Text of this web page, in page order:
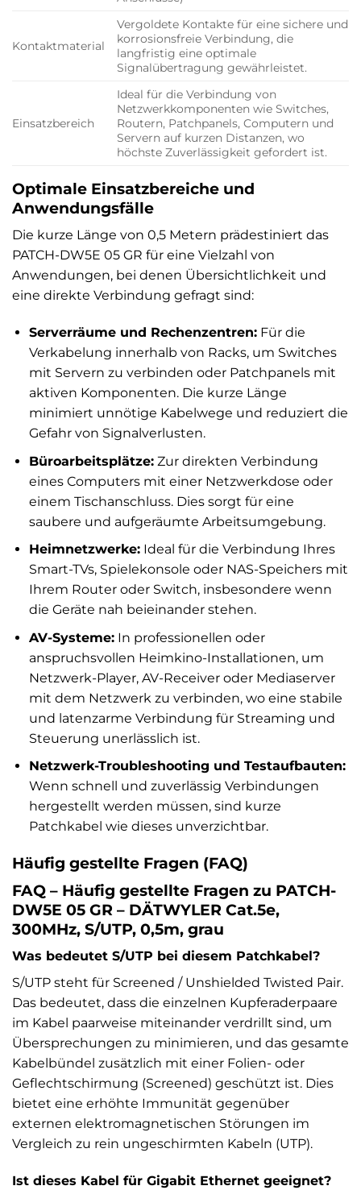
Kontaktmaterial
Vergoldete Kontakte für eine sichere und
korrosionsfreie Verbindung, die
langfristig eine optimale
Signalübertragung gewährleistet.
Einsatzbereich
Ideal für die Verbindung von
Netzwerkkomponenten wie Switches,
Routern, Patchpanels, Computern und
Servern auf kurzen Distanzen, wo
höchste Zuverlässigkeit gefordert ist.
Optimale Einsatzbereiche und
Anwendungsfälle
Die kurze Länge von 0,5 Metern prädestiniert das
PATCH-DW5E 05 GR für eine Vielzahl von
Anwendungen, bei denen Übersichtlichkeit und
eine direkte Verbindung gefragt sind:
Serverräume und Rechenzentren:Für die
Verkabelung innerhalb von Racks, um Switches
mit Servern zu verbinden oder Patchpanels mit
aktiven Komponenten. Die kurze Länge
minimiert unnötige Kabelwege und reduziert die
Gefahr von Signalverlusten.
Büroarbeitsplätze:Zur direkten Verbindung
eines Computers mit einer Netzwerkdose oder
einem Tischanschluss. Dies sorgt für eine
saubere und aufgeräumte Arbeitsumgebung.
Heimnetzwerke:Ideal für die Verbindung Ihres
Smart-TVs, Spielekonsole oder NAS-Speichers mit
Ihrem Router oder Switch, insbesondere wenn
die Geräte nah beieinander stehen.
AV-Systeme:In professionellen oder
anspruchsvollen Heimkino-Installationen, um
Netzwerk-Player, AV-Receiver oder Mediaserver
mit dem Netzwerk zu verbinden, wo eine stabile
und latenzarme Verbindung für Streaming und
Steuerung unerlässlich ist.
Netzwerk-Troubleshooting und Testaufbauten:
Wenn schnell und zuverlässig Verbindungen
hergestellt werden müssen, sind kurze
Patchkabel wie dieses unverzichtbar.
Häufig gestellte Fragen (FAQ)
FAQ – Häufig gestellte Fragen zu PATCH-
DW5E 05 GR – DÄTWYLER Cat.5e,
300MHz, S/UTP, 0,5m, grau
Was bedeutet S/UTP bei diesem Patchkabel?
S/UTP steht für Screened / Unshielded Twisted Pair.
Das bedeutet, dass die einzelnen Kupferaderpaare
im Kabel paarweise miteinander verdrillt sind, um
Übersprechungen zu minimieren, und das gesamte
Kabelbündel zusätzlich mit einer Folien- oder
Geflechtschirmung (Screened) geschützt ist. Dies
bietet eine erhöhte Immunität gegenüber
externen elektromagnetischen Störungen im
Vergleich zu rein ungeschirmten Kabeln (UTP).
Ist dieses Kabel für Gigabit Ethernet geeignet?